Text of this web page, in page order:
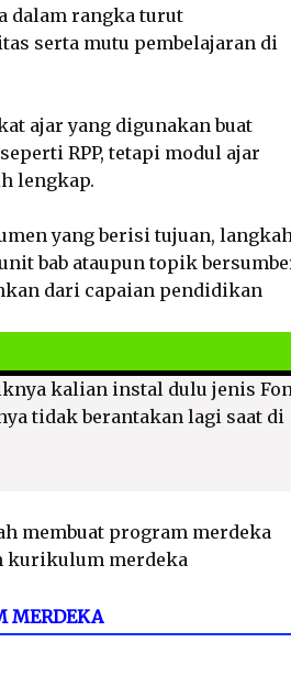
dalam rangka turut
serta mutu pembelajaran di
ajar yang digunakan buat
RPP, tetapi modul ajar
lengkap.
yang berisi tujuan,
bab ataupun topik
dari capaian pendidikan
kalian instal dulu jenis
tidak berantakan lagi saat di
membuat program merdeka
kurikulum merdeka
MERDEKA